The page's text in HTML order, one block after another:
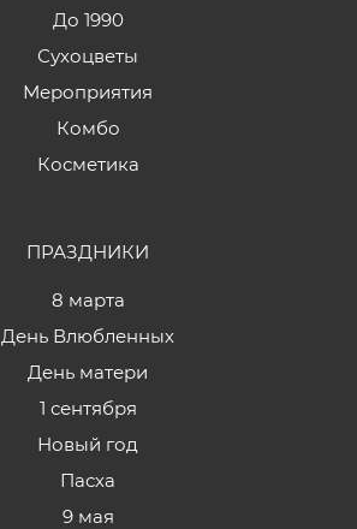
До 1990
Сухоцветы
Мероприятия
Комбо
Косметика
ПРАЗДНИКИ
8 марта
День Влюбленных
День матери
1 сентября
Новый год
Пасха
9 мая